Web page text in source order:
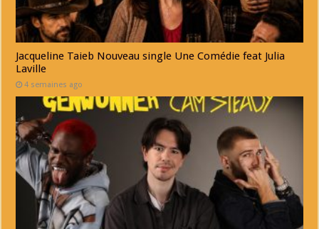
Jacqueline Taieb Nouveau single Une Comédie feat Julia
Laville
4 semaines ago